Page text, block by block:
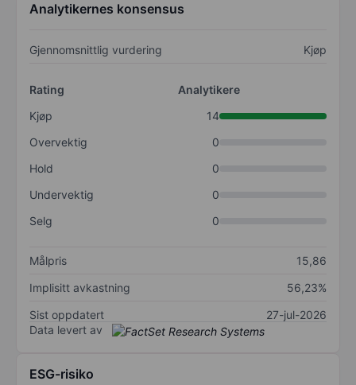
Analytikernes konsensus
Gjennomsnittlig vurdering Kjøp
Rating
Analytikere
Kjøp
14
Overvektig
0
Hold
0
Undervektig
0
Selg
0
Målpris
15,86
Implisitt avkastning
56,23%
Sist oppdatert
27-jul-2026
Data levert av
ESG-risiko